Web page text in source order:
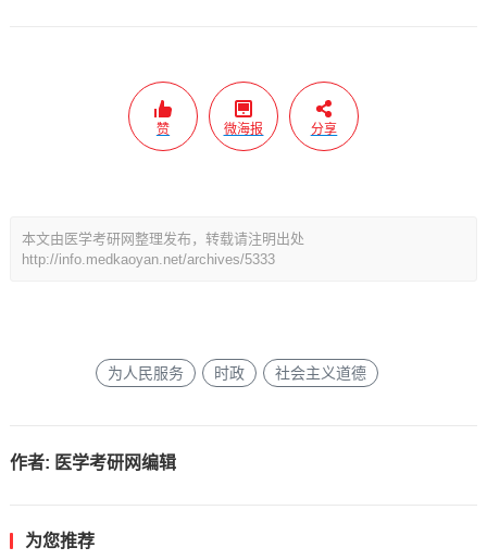
赞 微海报 分享
本文由医学考研网整理发布，转载请注明出处
http://info.medkaoyan.net/archives/5333
为人民服务 时政 社会主义道德
作者: 医学考研网编辑
为您推荐